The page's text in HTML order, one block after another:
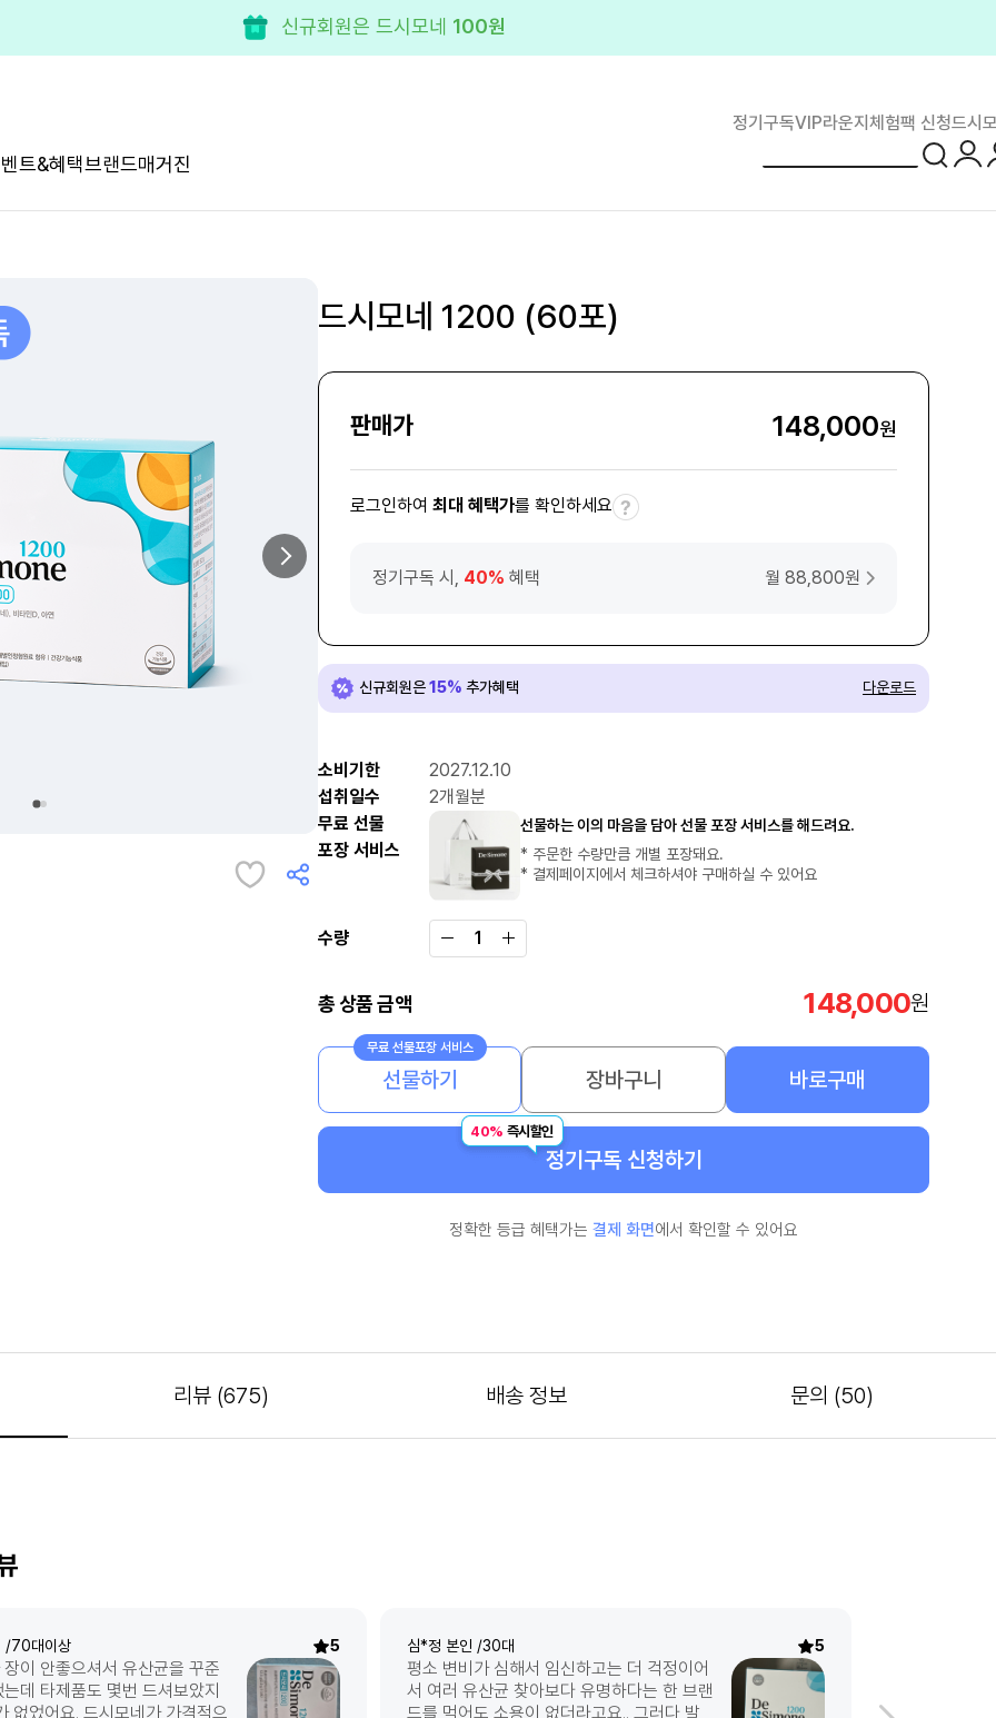
신규회원은 드시모네 100원
트&혜택브랜드매거진
정기구독VIP라운지 체험팩 신청드시
로그
다음 이미지
드시모네 1200 (60포)
판매가 148,000원
로그인하여 최대 혜택가를 확인하세요
정기구독 시, 40% 혜택 월 88,800원
신규회원은15% 추가혜택
소비기한
2027.12.10
섭취일수
2개월분
무료 선물
포장 서비스
선물하는 이의 마음을 담아 선물 포장 서비스를 해드려요.
* 주문한 수량만큼 개별 포장돼요.
* 결제페이지에서 체크하셔야 구매하실 수 있어요
수량
총 상품 금액 148,000원
선물하기 장바구니 바로구매
정기구독 신청하기
40% 즉시할인
정확한 등급 혜택가는 결제 화면에서 확인할 수 있어요
리뷰 (675) 배송 정보 문의 (50)
/70대이상 5
이 안좋으셔서 유산균을 꾸준
데 타제품도 몇번 드셔보았지
없었어요. 드시모네가 가격적으
심*정 본인 /30대 5
평소 변비가 심해서 임신하고는 더 걱정이어
서 여러 유산균 찾아보다 유명하다는 한 브랜
드를 먹어도 소용이 없더라고요.. 그러다 발